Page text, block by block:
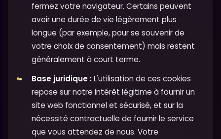
fermez votre navigateur. Certains peuvent
avoir une durée de vie légèrement plus
longue (par exemple, pour se souvenir de
votre choix de consentement) mais restent
généralement à court terme.
Base juridique :L'utilisation de ces cookies
repose sur notre intérêt légitime à fournir un
site web fonctionnel et sécurisé, et sur la
nécessité contractuelle de fournir le service
que vous attendez de nous. Votre